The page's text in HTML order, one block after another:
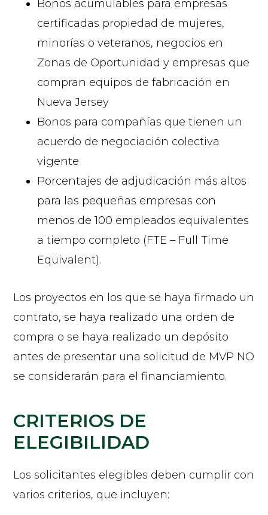
Bonos acumulables para empresas
certificadas propiedad de mujeres,
minorías o veteranos, negocios en
Zonas de Oportunidad y empresas que
compran equipos de fabricación en
Nueva Jersey
Bonos para compañías que tienen un
acuerdo de negociación colectiva
vigente
Porcentajes de adjudicación más altos
para las pequeñas empresas con
menos de 100 empleados equivalentes
a tiempo completo (FTE – Full Time
Equivalent).
Los proyectos en los que se haya firmado un
contrato, se haya realizado una orden de
compra o se haya realizado un depósito
antes de presentar una solicitud de MVP NO
se considerarán para el financiamiento.
CRITERIOS DE
ELEGIBILIDAD
Los solicitantes elegibles deben cumplir con
varios criterios, que incluyen: